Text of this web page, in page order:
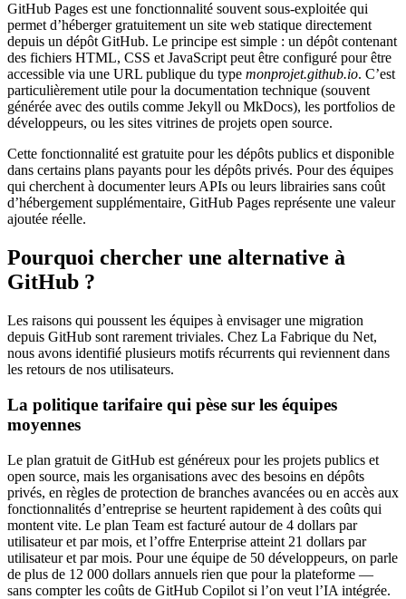
GitHub Pages est une fonctionnalité souvent sous-exploitée qui
permet d’héberger gratuitement un site web statique directement
depuis un dépôt GitHub. Le principe est simple : un dépôt contenant
des fichiers HTML, CSS et JavaScript peut être configuré pour être
accessible via une URL publique du type monprojet.github.io. C’est
particulièrement utile pour la documentation technique (souvent
générée avec des outils comme Jekyll ou MkDocs), les portfolios de
développeurs, ou les sites vitrines de projets open source.
Cette fonctionnalité est gratuite pour les dépôts publics et disponible
dans certains plans payants pour les dépôts privés. Pour des équipes
qui cherchent à documenter leurs APIs ou leurs librairies sans coût
d’hébergement supplémentaire, GitHub Pages représente une valeur
ajoutée réelle.
Pourquoi chercher une alternative à
GitHub ?
Les raisons qui poussent les équipes à envisager une migration
depuis GitHub sont rarement triviales. Chez La Fabrique du Net,
nous avons identifié plusieurs motifs récurrents qui reviennent dans
les retours de nos utilisateurs.
La politique tarifaire qui pèse sur les équipes
moyennes
Le plan gratuit de GitHub est généreux pour les projets publics et
open source, mais les organisations avec des besoins en dépôts
privés, en règles de protection de branches avancées ou en accès aux
fonctionnalités d’entreprise se heurtent rapidement à des coûts qui
montent vite. Le plan Team est facturé autour de 4 dollars par
utilisateur et par mois, et l’offre Enterprise atteint 21 dollars par
utilisateur et par mois. Pour une équipe de 50 développeurs, on parle
de plus de 12 000 dollars annuels rien que pour la plateforme —
sans compter les coûts de GitHub Copilot si l’on veut l’IA intégrée.